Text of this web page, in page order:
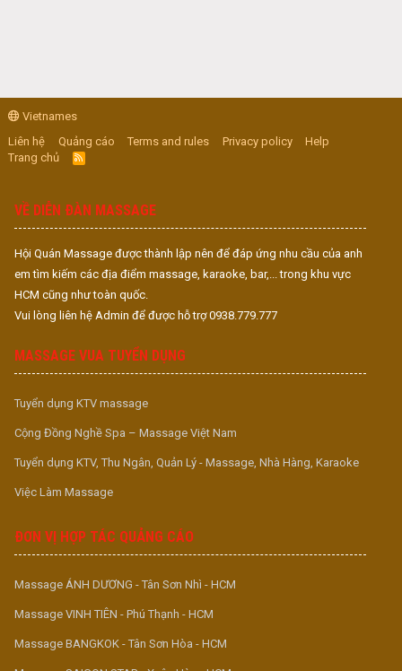
Vietnames
Liên hệ
Quảng cáo Terms and rules Privacy policy
Help
Trang chủ
R
S
VỀ DIỄN ĐÀN MASSAGE
Hội Quán Massage được thành lập nên để đáp ứng nhu cầu của anh
em tìm kiếm các địa điểm massage, karaoke, bar,... trong khu vực
HCM cũng như toàn quốc.
Vui lòng liên hệ Admin để được hỗ trợ 0938.779.777
MASSAGE VUA TUYỂN DỤNG
Tuyển dụng KTV massage
Cộng Đồng Nghề Spa – Massage Việt Nam
Tuyển dụng KTV, Thu Ngân, Quản Lý - Massage, Nhà Hàng, Karaoke
Việc Làm Massage
ĐƠN VỊ HỢP TÁC QUẢNG CÁO
Massage ÁNH DƯƠNG - Tân Sơn Nhì - HCM
Massage VINH TIÊN - Phú Thạnh - HCM
Massage BANGKOK - Tân Sơn Hòa - HCM